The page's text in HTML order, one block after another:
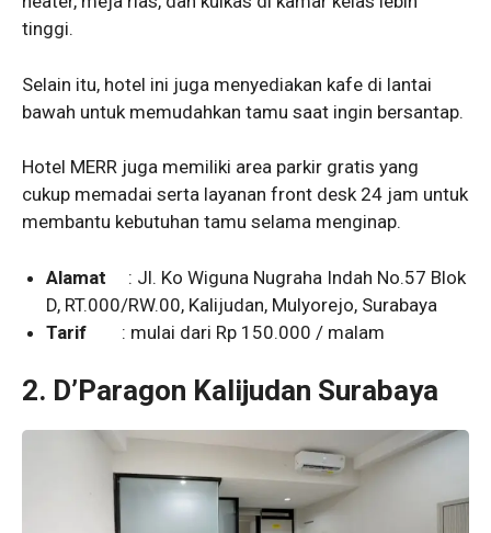
tinggi.
Selain itu, hotel ini juga menyediakan kafe di lantai
bawah untuk memudahkan tamu saat ingin bersantap.
Hotel MERR juga memiliki area parkir gratis yang
cukup memadai serta layanan front desk 24 jam untuk
membantu kebutuhan tamu selama menginap.
Alamat : Jl. Ko Wiguna Nugraha Indah No.57 Blok
D, RT.000/RW.00, Kalijudan, Mulyorejo, Surabaya
Tarif : mulai dari Rp 150.000 / malam
2. D’Paragon Kalijudan Surabaya